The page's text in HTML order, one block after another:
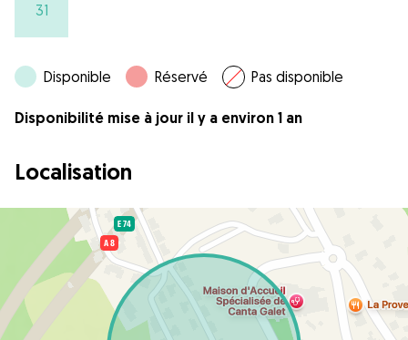
31
Disponible Réservé Pas disponible
Disponibilité mise à jour il y a environ 1 an
Localisation